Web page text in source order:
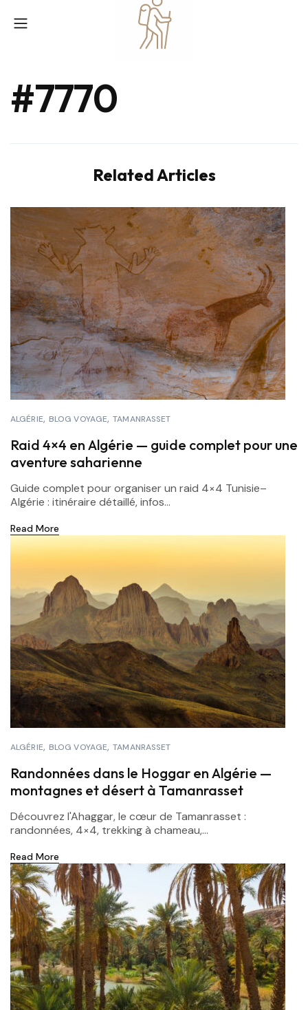
#7770
Related Articles
ALGÉRIE BLOG VOYAGE TAMANRASSET
Raid 4×4 en Algérie — guide complet pour une
aventure saharienne
Guide complet pour organiser un raid 4×4 Tunisie–
Algérie : itinéraire détaillé, infos...
Read More
ALGÉRIE BLOG VOYAGE TAMANRASSET
Randonnées dans le Hoggar en Algérie —
montagnes et désert à Tamanrasset
Découvrez l'Ahaggar, le cœur de Tamanrasset :
randonnées, 4×4, trekking à chameau,...
Read More